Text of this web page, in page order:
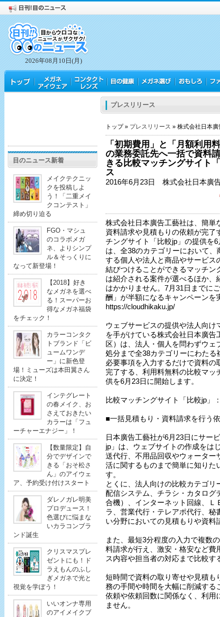
2026年08月10日(月)
目のニュース新着
メイクテクニッ
クを投稿しよ
う！「二重メイ
クコンテスト」
締め切り迫る
FGO・マシュ
のコラボメガ
ネ、よりシンプ
ル＆そっくりに
なって新登場！
【2018】好き
なメガネを選べ
る！スーパーお
得なメガネ福袋
をチェック！
カラーコンタク
トブランド「ビ
ュームワンデ
ー」に新色登
場！ミューズは本田翼さん
に決定！
インテグレート
の春メイク、お
さえておきたい
カラーは「フュ
ーチャーエナジー」！
【数量限定】自
分でデザインで
きる「おそ松さ
ん」のアイウェ
ア、予約受け付けスタート
ダレノガレ明美
プロデュース！
色選びに悩まな
いカラコンブラ
ンド誕生
クリスマスプレ
ゼントにも！ド
ラえもんのふし
ぎメガネで光と
視覚を学ぼう！
いいオンナ専用
のアイメイクブ
プレスリリース
トップ » プレスリリース » 株式会社日本廣
「初期費用」と「月額利用
の業務委託先へ一括で資料
きる比較マッチングサイト
ス
2016年6月23日 株式会社日本廣
株式会社日本廣告工藝社は、簡単
資料請求や見積もりの依頼が完了
チングサイト「比較jp」の提供を
は、全38のカテゴリーにおいて
する個人や法人と商品やサービス
結びつけることができるマッチン
は紹介される案件が選べるほか、
はかかりません。7月31日までに
酬」が半額になるキャンペーンを
https://cloudhikaku.jp/
ウェブサービスの提供や法人向け
を手がけている株式会社日本廣告
区）は、法人・個人を問わずウェ
処分まで全38カテゴリーにわた
必要事項を入力するだけで資料の
完了する、利用料無料の比較マッ
供を6月23日に開始します。
比較マッチングサイト「比較jp
■一括見積もり・資料請求を行う
日本廣告工藝社が6月23日にサー
jp」は、ウェブサイトの作成をは
送代行、不用品回収やウォーター
活に関するものまで簡単に知りた
す。
とくに、法人向けの比較カテゴリ
配信システム、チラシ・カタログ
合機）、インターネット回線、Ｌ
ラ、営業代行・テレアポ代行、秘
い分野においての見積もりや資料
また、最短3分程度の入力で複数
料請求が行え、激安・格安など費
ス内容や担当者の対応まで比較す
短時間で資料の取り寄せや見積も
務の手間や時間を大幅に削減する
依頼や依頼回数に関係なく、利用
ません。